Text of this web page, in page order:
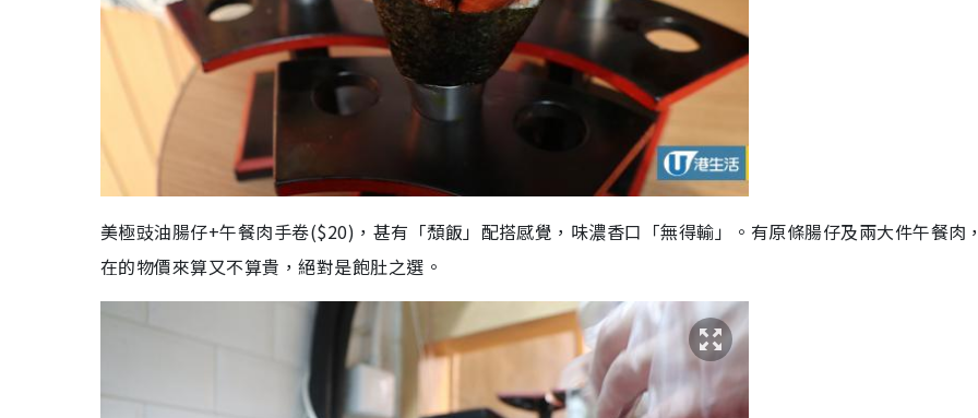
美極豉油腸仔+午餐肉手卷($20)，甚有「頹飯」配搭感覺，味濃香口「無得輸」。有原條腸仔及兩大件午餐肉
在的物價來算又不算貴，絕對是飽肚之選。